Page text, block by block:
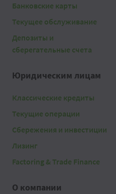
Банковские карты
Текущее обслуживание
Депозиты и
сберегательные счета
Юридическим лицам
Классические кредиты
Текущие операции
Сбережения и инвестиции
Лизинг
Factoring & Trade Finance
О компании